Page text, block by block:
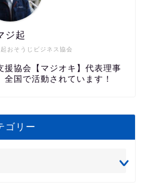
おそうじビジネス協会
ジ起
援協会【マジオキ】代表理事
国で活動されています！
ゴリー